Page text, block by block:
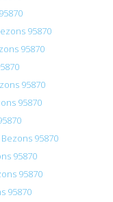
95870
95870
95870
95870
95870
95870
95870
95870